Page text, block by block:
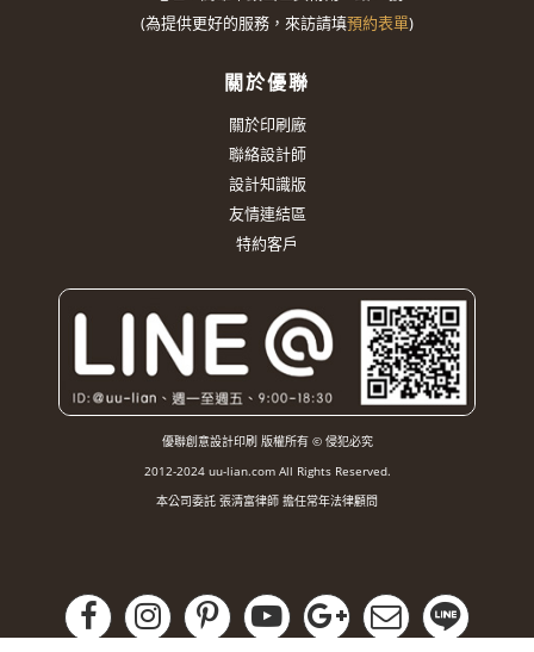
(為提供更好的服務，來訪請填預約表單)
關於優聯
關於印刷廠
聯絡設計師
設計知識版
友情連結區
特約客戶
優聯創意設計印刷 版權所有 © 侵犯必究
2012-2024 uu-lian.com All Rights Reserved.
本公司委託 張清富律師 擔任常年法律顧問